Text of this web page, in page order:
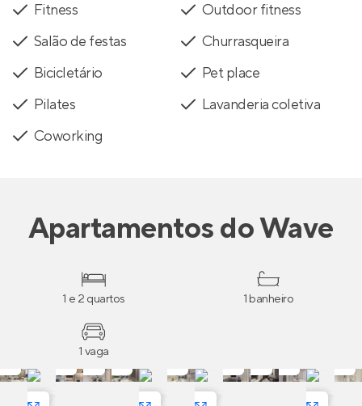
Fitness
Outdoor fitness
Salão de festas
Churrasqueira
Bicicletário
Pet place
Pilates
Lavanderia coletiva
Coworking
ApartamentosdoWave
1 e 2 quartos 1 banheiro
1 vaga